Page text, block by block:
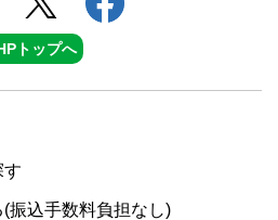
トップへ
す
振込手数料負担なし)